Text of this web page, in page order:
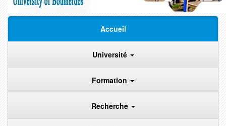
Accueil
Université
Formation
Recherche